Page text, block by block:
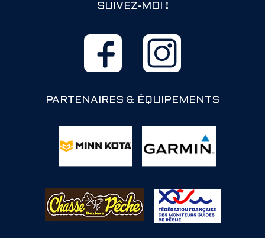
SUIVEZ-MOI !
PARTENAIRES & ÉQUIPEMENTS